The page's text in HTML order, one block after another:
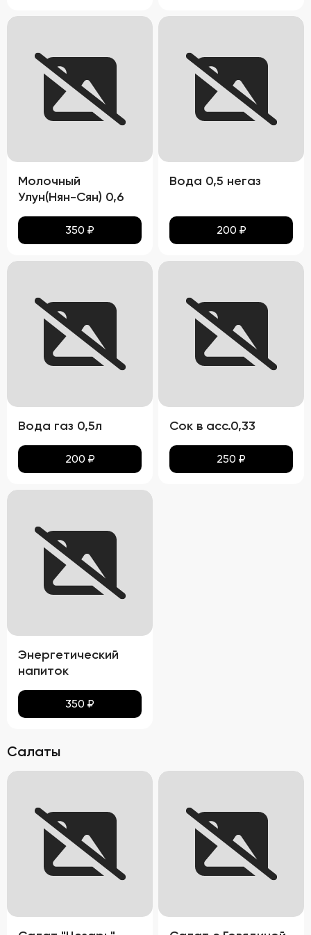
Молочный
Улун(Нян-Сян) 0,6
350 ₽
Вода 0,5 негаз
200 ₽
Вода газ 0,5л
200 ₽
Сок в асс.0,33
250 ₽
Энергетический
напиток
350 ₽
Салаты